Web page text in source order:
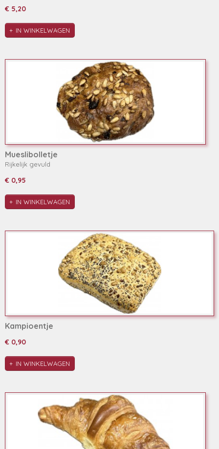
€ 5,20
IN WINKELWAGEN
Mueslibolletje
Rijkelijk gevuld
€ 0,95
IN WINKELWAGEN
Kampioentje
€ 0,90
IN WINKELWAGEN